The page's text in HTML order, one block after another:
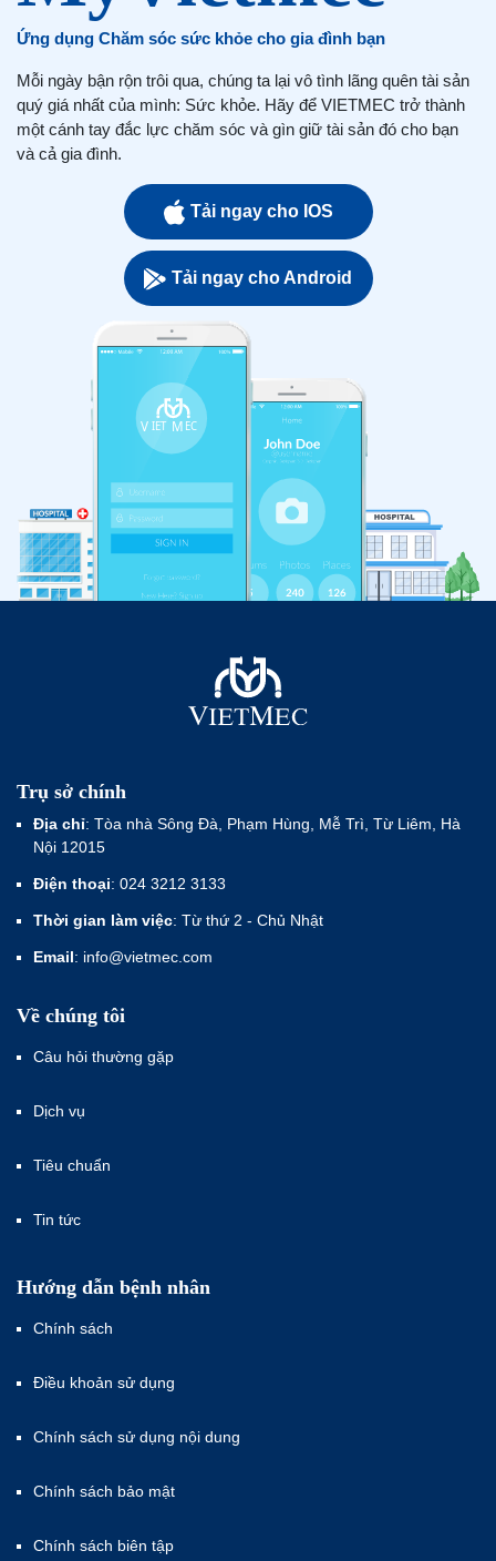
Ứng dụng Chăm sóc sức khỏe cho gia đình bạn
Mỗi ngày bận rộn trôi qua, chúng ta lại vô tình lãng quên tài sản
quý giá nhất của mình: Sức khỏe. Hãy để VIETMEC trở thành
một cánh tay đắc lực chăm sóc và gìn giữ tài sản đó cho bạn
và cả gia đình.
Tải ngay cho IOS
Tải ngay cho Android
Trụ sở chính
Địa chỉ: Tòa nhà Sông Đà, Phạm Hùng, Mễ Trì, Từ Liêm, Hà
Nội 12015
Điện thoại: 024 3212 3133
Thời gian làm việc: Từ thứ 2 - Chủ Nhật
Email: info@vietmec.com
Về chúng tôi
Câu hỏi thường gặp
Dịch vụ
Tiêu chuẩn
Tin tức
Hướng dẫn bệnh nhân
Chính sách
Điều khoản sử dụng
Chính sách sử dụng nội dung
Chính sách bảo mật
Chính sách biên tập